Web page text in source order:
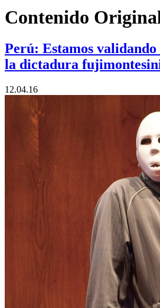
Contenido
Perú: Estamos
la dictadura
12.04.16